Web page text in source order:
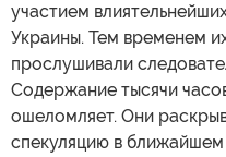
участием
Украины. Тем временем
прослушивали
Содержание тысячи
ошеломляет. Они
спекуляцию в